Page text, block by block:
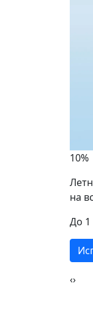
10%
на
До 1
‹›